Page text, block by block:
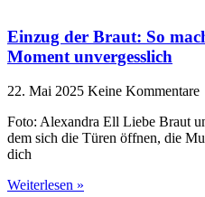
Einzug der Braut: So
Moment unvergesslich
22. Mai 2025 Keine Kommentare
Foto: Alexandra Ell Liebe Braut
dem sich die Türen öffnen, die
dich
Weiterlesen »